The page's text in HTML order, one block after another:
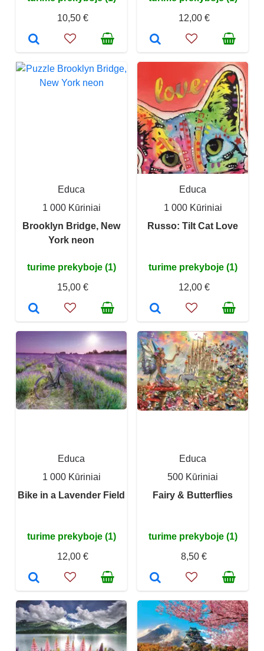
10,50 €
12,00 €
Educa
1 000 Kūriniai
Brooklyn Bridge, New
York neon
turime prekyboje (1)
15,00 €
Educa
1 000 Kūriniai
Russo: Tilt Cat Love
turime prekyboje (1)
12,00 €
Educa
1 000 Kūriniai
Bike in a Lavender Field
turime prekyboje (1)
12,00 €
Educa
500 Kūriniai
Fairy & Butterflies
turime prekyboje (1)
8,50 €